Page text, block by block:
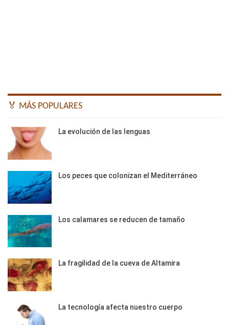
🏅 MÁS POPULARES
La evolución de las lenguas
Los peces que colonizan el Mediterráneo
Los calamares se reducen de tamaño
La fragilidad de la cueva de Altamira
La tecnología afecta nuestro cuerpo